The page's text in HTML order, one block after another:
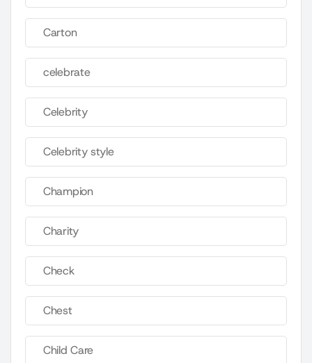
Carton
celebrate
Celebrity
Celebrity style
Champion
Charity
Check
Chest
Child Care